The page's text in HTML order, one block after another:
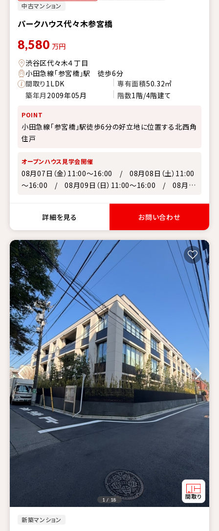
中古マンション
パークハウス代々木参宮橋
8,580 万円
渋谷区代々木４丁目
小田急線「参宮橋」駅 徒歩6分
間取り1LDK 専有面積50.32㎡
築年月 2009年05月 階数1階/4階建て
POINT
小田急線「参宮橋」駅徒歩6分の好立地に位置する北西角
住戸
オープンハウス見学会開催
08月07日（金）11:00～16:00 / 08月08日（土）11:00
～16:00 / 08月09日（日）11:00～16:00 / 08月10
詳細を見る お問い合わせ
新築マンション
1 / 18